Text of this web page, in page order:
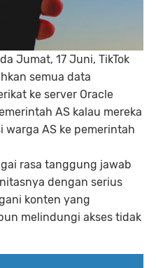
Jumat, 17 Juni, TikTok
semua data
ke server Oracle
AS kalau mereka
warga AS ke pemerintah
rasa tanggung jawab
dengan serius
konten yang
melindungi akses tidak